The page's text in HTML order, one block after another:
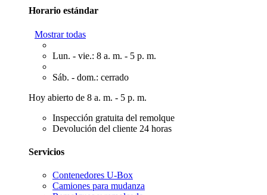
Horario estándar
Mostrar todas
Lun. - vie.: 8 a. m. - 5 p. m.
Sáb. - dom.: cerrado
Hoy abierto de 8 a. m. - 5 p. m.
Inspección gratuita del remolque
Devolución del cliente 24 horas
Servicios
Contenedores U-Box
Camiones para mudanza